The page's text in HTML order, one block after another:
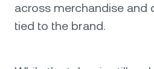
across merchandise and
tied to the brand.